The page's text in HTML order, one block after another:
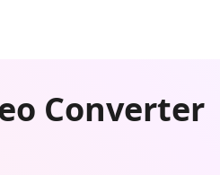
Converter